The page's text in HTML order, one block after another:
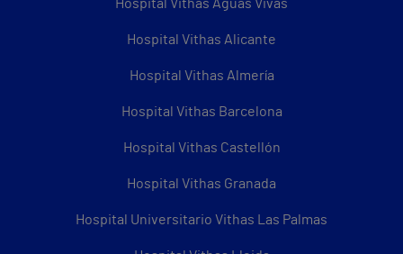
Hospital Vithas Aguas Vivas
Hospital Vithas Alicante
Hospital Vithas Almería
Hospital Vithas Barcelona
Hospital Vithas Castellón
Hospital Vithas Granada
Hospital Universitario Vithas Las Palmas